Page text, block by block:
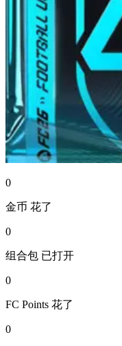
0
金币 花了
0
组合包 已打开
0
FC Points 花了
0